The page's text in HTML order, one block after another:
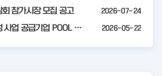
참가시장 모집 공고 2026-07-24
2026년 클린제조환경조성 사업 공급기업 POOL 안내 2026-05-22
보
기